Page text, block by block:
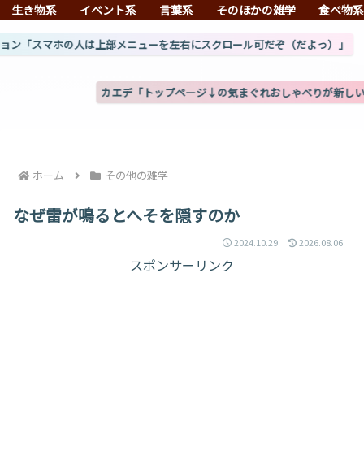
生き物系 イベント系 言葉系 そのほかの雑学 食べ物
は上部メニューを左右にスクロール可だぞ（だよっ）」
カエデ「トップページ↓の気まぐれおしゃべりが新しいものになった
ホーム その他の雑学
なぜ雷が鳴るとへそを隠すのか
2024.10.29 2026.08.06
スポンサーリンク